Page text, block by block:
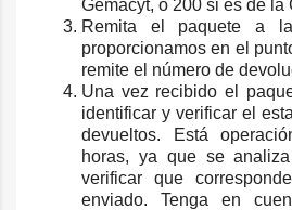
Gemacyt, o 200 si es de la
Remita el paquete a
proporcionamos en el
remite el número de
Una vez recibido el
identificar y verificar el
devueltos. Está
horas, ya que se
verificar que
enviado. Tenga en